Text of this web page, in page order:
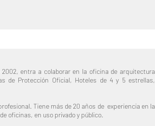
entra a colaborar en la oficina de arquitectura
de Protección Oficial, Hoteles de 4 y 5 estrellas,
Tiene más de 20 años de experiencia en la
oficinas, en uso privado y público.